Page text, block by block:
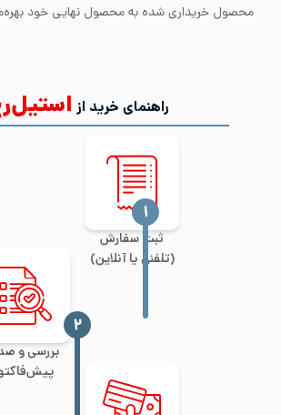
محصول خریداری شده به محصول نهایی خود
راهنمای خرید از
ثبت سفارش
(تلفنی یا آنلاین)
‍۱
بررسی و
‍۲